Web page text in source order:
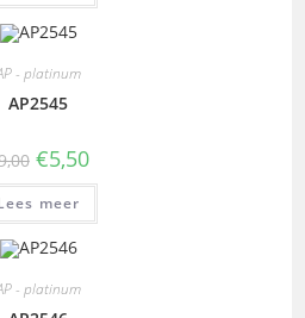
- platinum
AP2545
€5,50
meer
- platinum